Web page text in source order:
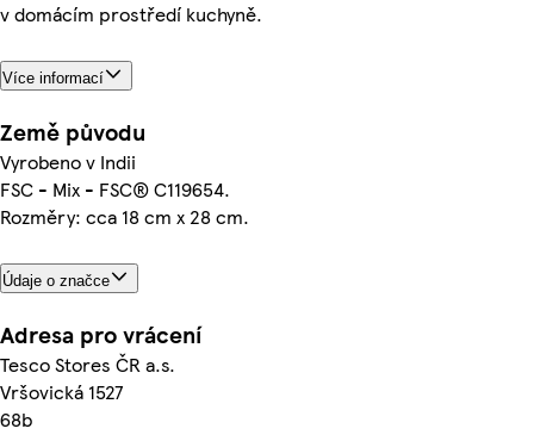
v domácím prostředí kuchyně.
Více informací
Země původu
Vyrobeno v Indii
FSC - Mix - FSC® C119654.
Rozměry: cca 18 cm x 28 cm.
Údaje o značce
Adresa pro vrácení
Tesco Stores ČR a.s.
Vršovická 1527
68b